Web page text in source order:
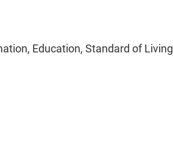
Education, Standard of Living